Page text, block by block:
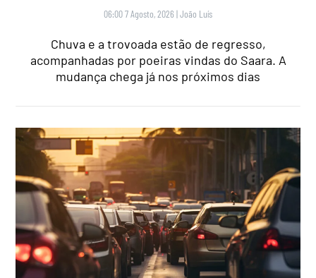
06:00 7 Agosto, 2026 |João Luís
Chuva e a trovoada estão de regresso,
acompanhadas por poeiras vindas do Saara. A
mudança chega já nos próximos dias